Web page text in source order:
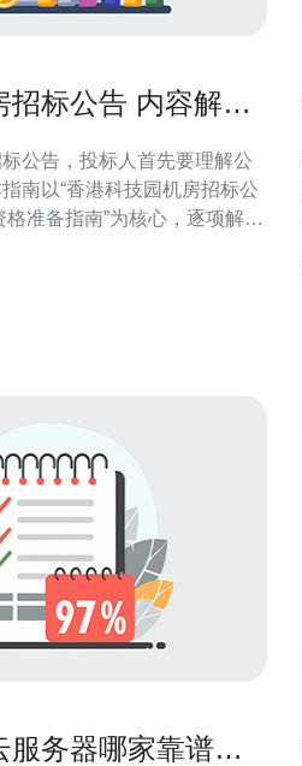
招标公告 内容解读
公告，投标人首先要理解公
南以“香港科技园机房招标公
准备指南”为核心，逐项解析
告概览：把握
服务器哪家靠谱并